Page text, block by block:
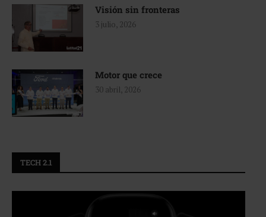
Visión sin fronteras
3 julio, 2026
Motor que crece
30 abril, 2026
TECH 2.1